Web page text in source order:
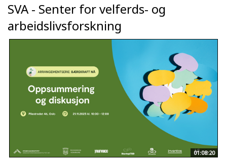
SVA - Senter for velferds- og
arbeidslivsforskning
01:08:20